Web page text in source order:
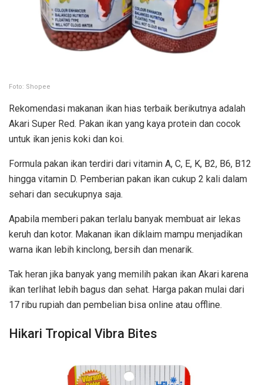
Foto: Shopee
Rekomendasi makanan ikan hias terbaik berikutnya adalah
Akari Super Red. Pakan ikan yang kaya protein dan cocok
untuk ikan jenis koki dan koi.
Formula pakan ikan terdiri dari vitamin A, C, E, K, B2, B6, B12
hingga vitamin D. Pemberian pakan ikan cukup 2 kali dalam
sehari dan secukupnya saja.
Apabila memberi pakan terlalu banyak membuat air lekas
keruh dan kotor. Makanan ikan diklaim mampu menjadikan
warna ikan lebih kinclong, bersih dan menarik.
Tak heran jika banyak yang memilih pakan ikan Akari karena
ikan terlihat lebih bagus dan sehat. Harga pakan mulai dari
17 ribu rupiah dan pembelian bisa online atau offline.
Hikari Tropical Vibra Bites